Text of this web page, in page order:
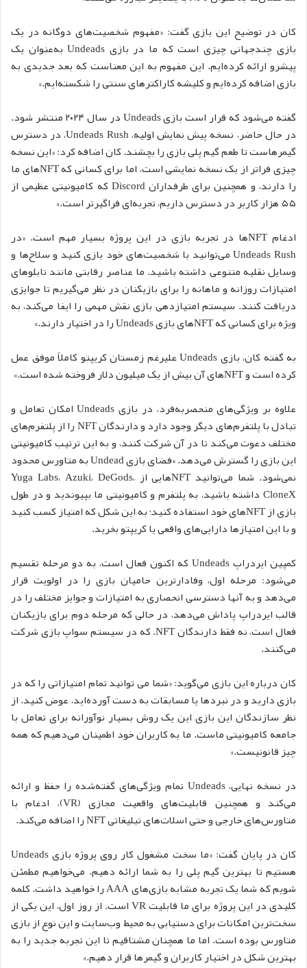
کان در توضیح این بازی گفت: «مفهوم شخصیت‌های دوگانه در یک
بازی چندجهانی چیزی است که ما در بازی Undeads به‌عنوان یک
پیشرو ارائه کرده‌ایم. این مفهوم به این معناست که بعد جدیدی به
بازی اضافه کرده‌ایم و کلیشه کاراکترهای سنتی را شکسته‌ایم.»
گفته می‌شود که قرار است بازی Undeads در سال ۲۰۲۴ منتشر شود.
در حال حاضر، نسخه پیش نمایش اولیه، Undeads Rush، در دسترس
گیمرهاست تا طعم گیم پلی بازی را بچشند. کان اضافه کرد: «این نسخه
چیزی فراتر از یک نسخه نمایشی است، اما برای کسانی که NFTهای ما
را دارند، و همچنین برای طرفداران Discord که کامیونیتی عظیمی از
۵۵ هزار کاربر در دسترس داریم، تجربه‌ای فراگیرتر است.»
ادغام NFTها در تجربه بازی در این پروژه بسیار مهم است. «در
Undeads Rush می‌توانید با شخصیت‌های خود بازی کنید و سلاح‌ها و
وسایل نقلیه متنوعی داشته باشید. ما عناصر رقابتی مانند تابلوهای
امتیازات روزانه و ماهانه را برای بازیکنان در نظر می‌گیریم تا جوایزی
دریافت کنند. سیستم امتیازدهی بازی نقش مهمی را ایفا می‌کند، به
ویژه برای کسانی که NFTهای بازی Undeads را در اختیار دارند.»
به گفته کان، بازی Undeads علیرغم زمستان کریپتو کاملاً موفق عمل
کرده است و NFTهای آن بیش از یک میلیون دلار فروخته شده است.»
علاوه بر ویژگی‌های منحصربه‌فرد، در بازی Undeads امکان تعامل و
تبادل با پلتفرم‌های دیگر وجود دارد و دارندگان NFT را از پلتفرم‌های
مختلف دعوت می‌کند تا در آن شرکت کنند، و به این ترتیب کامیونیتی
این بازی را گسترش می‌دهد. «فضای بازی Undead به متاورس محدود
نمی‌شود. شما می‌توانید NFTهایی از Yuga Labs، Azuki، DeGods،
CloneX داشته باشید، به پلتفرم و کامیونیتی ما بپیوندید و در طول
بازی از NFTهای خود استفاده کنید؛ به این شکل که امتیاز کسب کنید
و با این امتیازها دارایی‌های واقعی یا کریپتو بخرید.
کمپین ایردراپ Undeads که اکنون فعال است، به دو مرحله تقسیم
می‌شود: مرحله اول، وفادارترین حامیان بازی را در اولویت قرار
می‌دهد و به آنها دسترسی انحصاری به امتیازات و جوایز مختلف را در
قالب ایردراپ پاداش می‌دهد، در حالی که مرحله دوم برای بازیکنان
فعال است، نه فقط دارندگان NFT. که در سیستم سواپ بازی شرکت
می‌کنند.
کان درباره این بازی می‌گوید: «شما می توانید تمام امتیازاتی را که در
بازی دارید و در نبردها یا مسابقات به دست آورده‌اید، عوض کنید. از
نظر سازندگان این بازی این یک روش بسیار نوآورانه برای تعامل با
جامعه کامیونیتی ماست. ما به کاربران خود اطمینان می‌دهیم که همه
چیز قانونیست.»
در نسخه نهایی، Undeads تمام ویژگی‌های گفته‌شده را حفظ و ارائه
می‌کند و همچنین قابلیت‌های واقعیت مجازی (VR)، ادغام با
متاورس‌های خارجی و حتی اسلات‌های تبلیغاتی NFT را اضافه می‌کند.
کان در پایان گفت: «ما سخت مشغول کار روی پروژه بازی Undeads
هستیم تا بهترین گیم پلی را به شما ارائه دهیم. می‌خواهیم مطمئن
شویم که شما یک تجربه مشابه بازی‌های AAA را خواهید داشت. کلمه
کلیدی در این پروژه برای ما قابلیت VR است. از روز اول، این یکی از
سخت‌ترین امکانات برای دستیابی به محیط وب‌سایت و این نوع از بازی
متاورس بوده است. اما ما همچنان مشتاقیم تا این تجربه جدید را به
بهترین شکل در اختیار کاربران و گیمرها قرار دهیم.»